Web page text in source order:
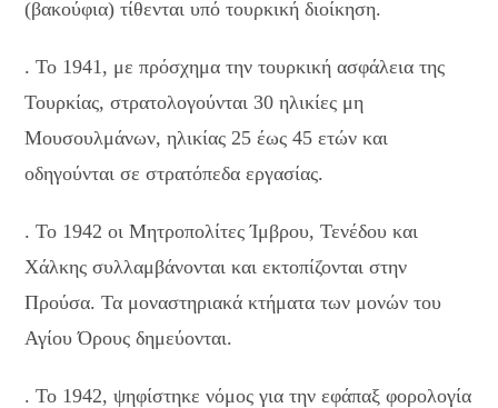
(βακούφια) τίθενται υπό τουρκική διοίκηση.
. Το 1941, με πρόσχημα την τουρκική ασφάλεια της
Τουρκίας, στρατολογούνται 30 ηλικίες μη
Μουσουλμάνων, ηλικίας 25 έως 45 ετών και
οδηγούνται σε στρατόπεδα εργασίας.
. Το 1942 οι Μητροπολίτες Ίμβρου, Τενέδου και
Χάλκης συλλαμβάνονται και εκτοπίζονται στην
Προύσα. Τα μοναστηριακά κτήματα των μονών του
Αγίου Όρους δημεύονται.
. Το 1942, ψηφίστηκε νόμος για την εφάπαξ φορολογία